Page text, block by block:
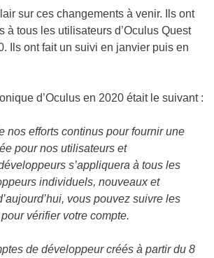
sur ces changements à venir. Ils ont
à tous les utilisateurs d’Oculus Quest
Ils ont fait un suivi en janvier puis en
d’Oculus en 2020 était le suivant :
nos efforts continus pour fournir une
pour nos utilisateurs et
s’appliquera à tous les
individuels, nouveaux et
vous pouvez suivre les
vérifier votre compte.
de développeur créés à partir du 8